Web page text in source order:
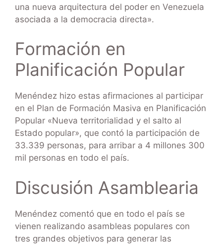
una nueva arquitectura del poder en Venezuela
asociada a la democracia directa».
Formación en
Planificación Popular
Menéndez hizo estas afirmaciones al participar
en el Plan de Formación Masiva en Planificación
Popular «Nueva territorialidad y el salto al
Estado popular», que contó la participación de
33.339 personas, para arribar a 4 millones 300
mil personas en todo el país.
Discusión Asamblearia
Menéndez comentó que en todo el país se
vienen realizando asambleas populares con
tres grandes objetivos para generar las